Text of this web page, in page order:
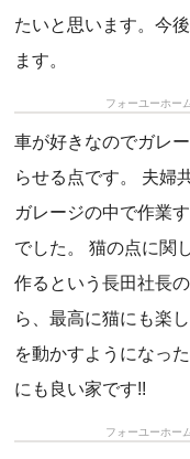
たいと思います。今
ます。
フォーユーホー
車が好きなのでガレ
らせる点です。 夫婦
ガレージの中で作業
でした。 猫の点に関
作るという長田社長
ら、最高に猫にも楽
を動かすようになっ
にも良い家です!!
フォーユーホー